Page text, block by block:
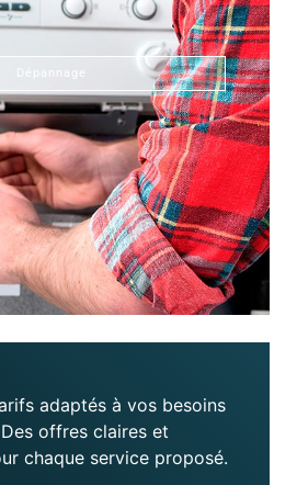
Dépannage
adaptés à vos besoins
offres claires et
chaque service proposé.